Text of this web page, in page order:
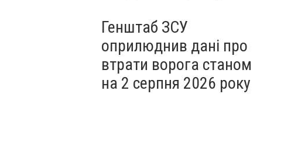
Генштаб ЗСУ
оприлюднив дані про
втрати ворога станом
на 2 серпня 2026 року